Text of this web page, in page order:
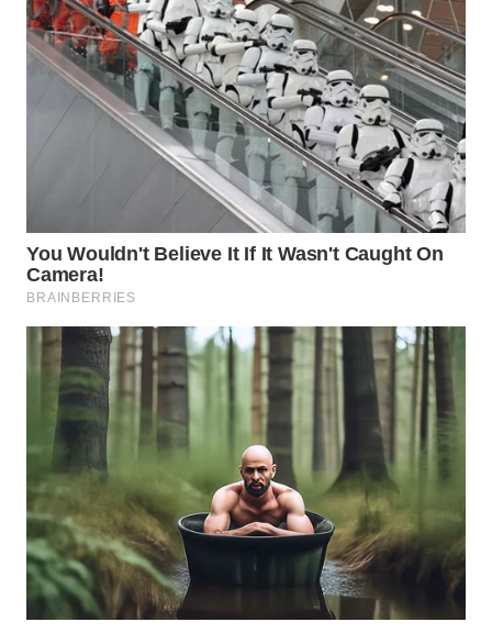
WN
BOGOR
TAPANULI
UTARA
SAMOSIR
WN
PADANG
LAWAS
WN
SUMEDANG
WN
CIANJUR